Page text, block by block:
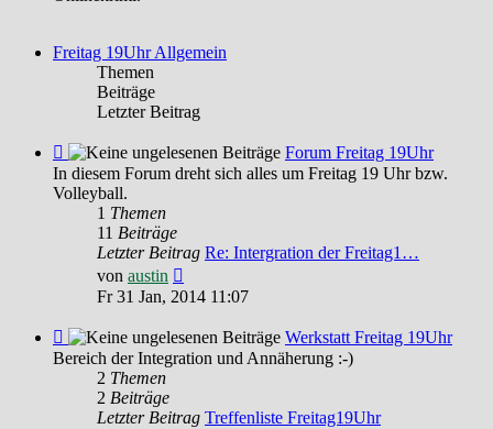
Freitag 19Uhr Allgemein
Themen
Beiträge
Letzter Beitrag
Feed
-
Forum
Freitag
19Uhr
Forum Freitag 19Uhr
In diesem Forum dreht sich alles um Freitag 19 Uhr bzw.
Volleyball.
1 Themen
11 Beiträge
Letzter Beitrag Re: Intergration der Freitag1…
von austin
Beitrag
Fr 31 Jan, 2014 11:07
Feed
-
Werkstatt
Freitag
19Uhr
Werkstatt Freitag 19Uhr
Bereich der Integration und Annäherung :-)
2 Themen
2 Beiträge
Letzter Beitrag Treffenliste Freitag19Uhr